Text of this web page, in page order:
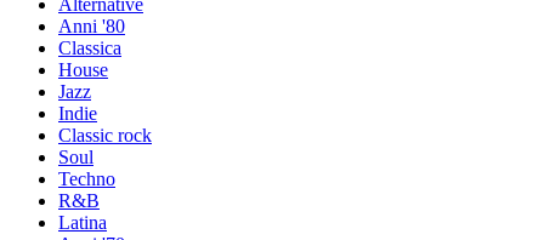
Alternative
Anni '80
Classica
House
Jazz
Indie
Classic rock
Soul
Techno
R&B
Latina